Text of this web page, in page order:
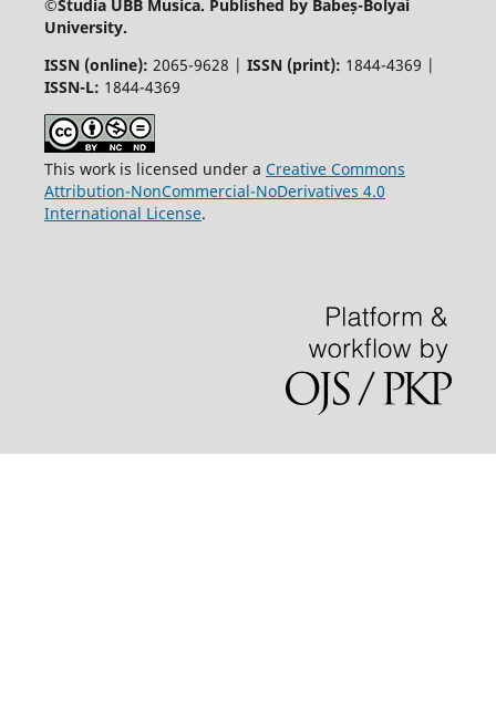
©Studia UBB Musica. Published by Babeș-Bolyai
University.
ISSN (online): 2065-9628 | ISSN (print): 1844-4369 |
ISSN-L: 1844-4369
This work is licensed under a Creative Commons
Attribution-NonCommercial-NoDerivatives 4.0
International License.